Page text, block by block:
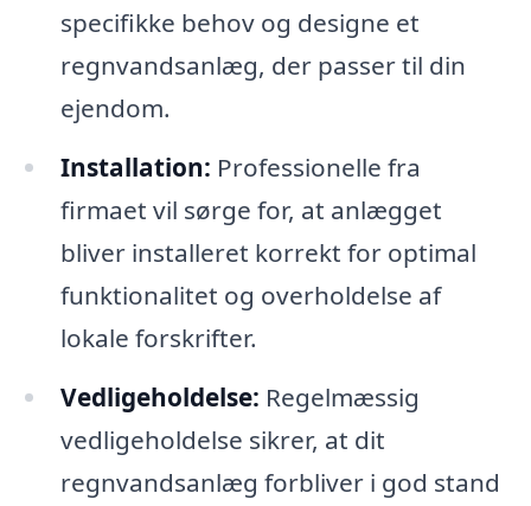
specifikke behov og designe et
regnvandsanlæg, der passer til din
ejendom.
Installation: Professionelle fra
firmaet vil sørge for, at anlægget
bliver installeret korrekt for optimal
funktionalitet og overholdelse af
lokale forskrifter.
Vedligeholdelse: Regelmæssig
vedligeholdelse sikrer, at dit
regnvandsanlæg forbliver i god stand